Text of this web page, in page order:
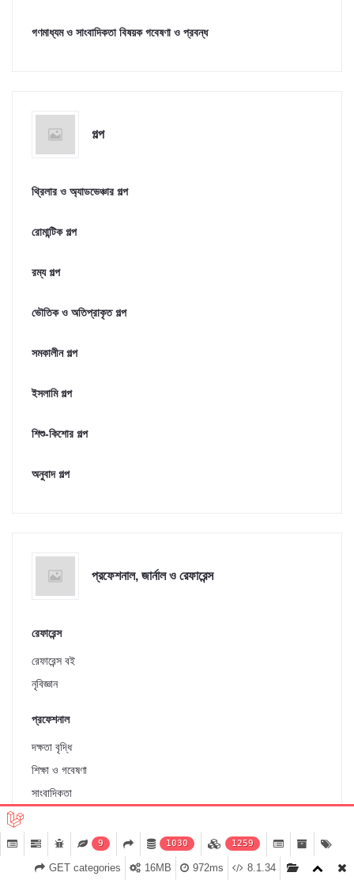
গণমাধ্যম ও সাংবাদিকতা বিষয়ক গবেষণা ও প্রবন্ধ
গল্প
থ্রিলার ও অ্যাডভেঞ্চার গল্প
রোমান্টিক গল্প
রম্য গল্প
ভৌতিক ও অতিপ্রাকৃত গল্প
সমকালীন গল্প
ইসলামি গল্প
শিশু-কিশোর গল্প
অনুবাদ গল্প
প্রফেশনাল, জার্নাল ও রেফারেন্স
রেফারেন্স
রেফারেন্স বই
নৃবিজ্ঞান
প্রফেশনাল
দক্ষতা বৃদ্ধি
শিক্ষা ও গবেষণা
সাংবাদিকতা
Home Categories Cart (0) Notifications My Account
9 1030 1259
8.1.34
972ms
16MB
GET categories